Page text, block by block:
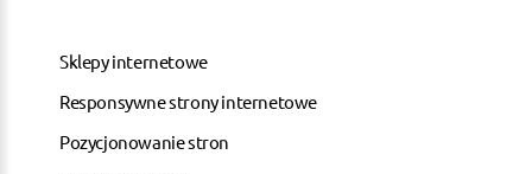
Sklepy internetowe
Responsywne strony internetowe
Pozycjonowanie stron